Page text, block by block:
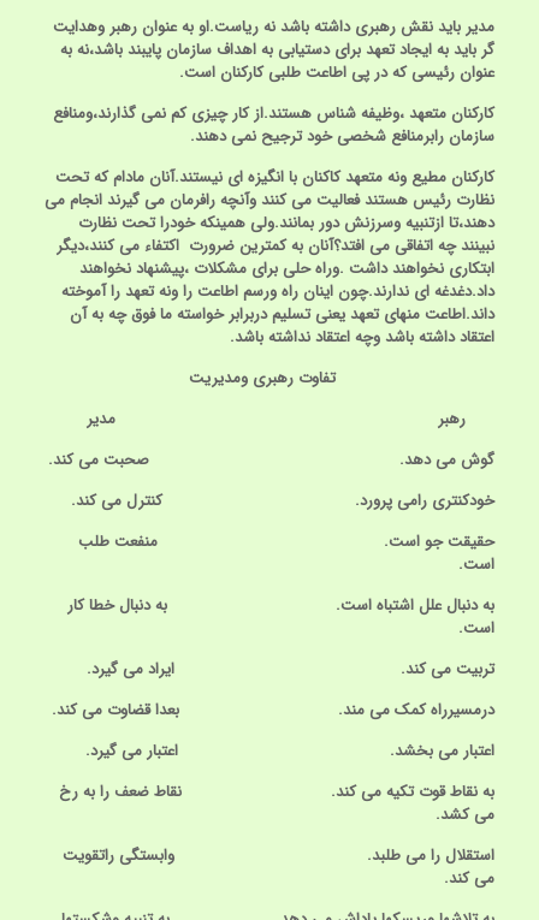
مدیر باید نقش رهبری داشته باشد نه ریاست.او به عنوان رهبر وهدایت
گر باید به ایجاد تعهد برای دستیابی به اهداف سازمان پایبند باشد،نه به
عنوان رئیسی که در پی اطاعت طلبی کارکنان است.
کارکنان متعهد ،وظیفه شناس هستند.از کار چیزی کم نمی گذارند،ومنافع
سازمان رابرمنافع شخصی خود ترجیح نمی دهند.
کارکنان مطیع ونه متعهد کاکنان با انگیزه ای نیستند.آنان مادام که تحت
نظارت رئیس هستند فعالیت می کنند وآنچه رافرمان می گیرند انجام می
دهند،تا ازتنبیه وسرزنش دور بمانند.ولی همینکه خودرا تحت نظارت
نبینند چه اتفاقی می افتد؟آنان به کمترین ضرورت اکتفاء می کنند،دیگر
ابتکاری نخواهند داشت .وراه حلی برای مشکلات ،پیشنهاد نخواهند
داد.دغدغه ای ندارند.چون اینان راه ورسم اطاعت را ونه تعهد را آموخته
داند.اطاعت منهای تعهد یعنی تسلیم دربرابر خواسته ما فوق چه به آن
اعتقاد داشته باشد وچه اعتقاد نداشته باشد.
تفاوت رهبری ومدیریت
رهبر مدیر
گوش می دهد. صحبت می کند.
خودکنتری رامی پرورد. کنترل می کند.
حقیقت جو است. منفعت طلب
است.
به دنبال علل اشتباه است. به دنبال خطا کار
است.
تربیت می کند. ایراد می گیرد.
درمسیرراه کمک می مند. بعدا قضاوت می کند.
اعتبار می بخشد. اعتبار می گیرد.
به نقاط قوت تکیه می کند. نقاط ضعف را به رخ
می کشد.
استقلال را می طلبد. وابستگی راتقویت
می کند.